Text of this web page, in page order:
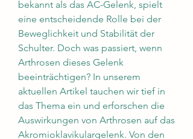
bekannt als das AC-Gelenk, spielt
eine entscheidende Rolle bei der
Beweglichkeit und Stabilität der
Schulter. Doch was passiert, wenn
Arthrosen dieses Gelenk
beeinträchtigen? In unserem
aktuellen Artikel tauchen wir tief in
das Thema ein und erforschen die
Auswirkungen von Arthrosen auf das
Akromioklavikulargelenk. Von den